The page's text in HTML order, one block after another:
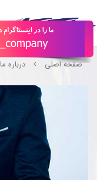
صفحه اصلی درباره ما